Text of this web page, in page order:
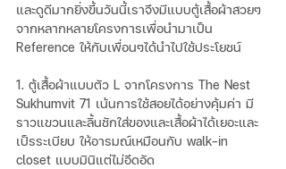
และดูดีมากยิ่งขึ้นวันนี้เราจึงมีแบบตู้เสื้อผ้าสวยๆ
จากหลากหลายโครงการเพื่อนำมาเป็น
Reference ให้กับเพื่อนๆได้นำไปใช้ประโยชน์
1. ตู้เสื้อผ้าแบบตัว L จากโครงการ The Nest
Sukhumvit 71 เน้นการใช้สอยได้อย่างคุ้มค่า มี
ราวแขวนและลิ้นชักใส่ของและเสื้อผ้าได้เยอะและ
เป็รระเบียบ ให้อารมณ์เหมือนกับ walk-in
closet แบบมินิแต่ไม่อึดอัด